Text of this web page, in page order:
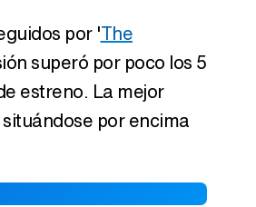
por 'The
superó por poco los 5
estreno. La mejor
por encima